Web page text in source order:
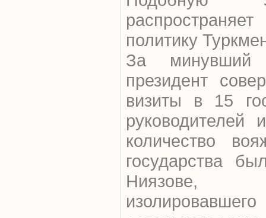
политику
За минувший
президент
визиты в 15
руководителей
количество
государства
Ниязове,